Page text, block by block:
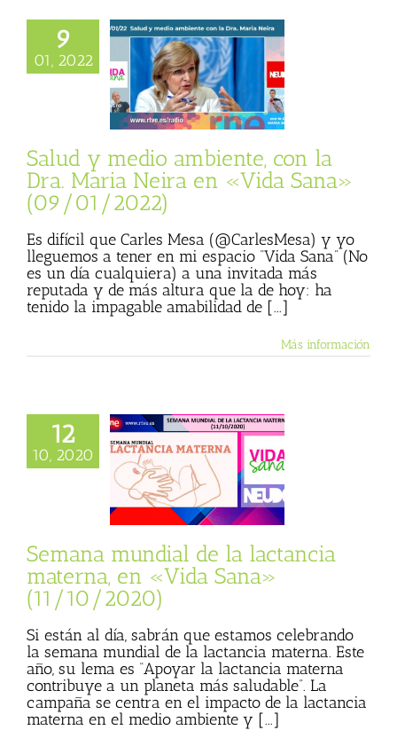
9
01, 2022
ambiente,
Maria Neira en
Salud y medio ambiente, con la
Dra. Maria Neira en «Vida Sana»
(09/01/2022)
Es difícil que Carles Mesa (@CarlesMesa) y yo
lleguemos a tener en mi espacio “Vida Sana” (No
es un día cualquiera) a una invitada más
reputada y de más altura que la de hoy: ha
tenido la impagable amabilidad de [...]
Más información
12
10, 2020
mundial de la
materna, en
Semana mundial de la lactancia
materna, en «Vida Sana»
(11/10/2020)
Si están al día, sabrán que estamos celebrando
la semana mundial de la lactancia materna. Este
año, su lema es “Apoyar la lactancia materna
contribuye a un planeta más saludable”. La
campaña se centra en el impacto de la lactancia
materna en el medio ambiente y [...]